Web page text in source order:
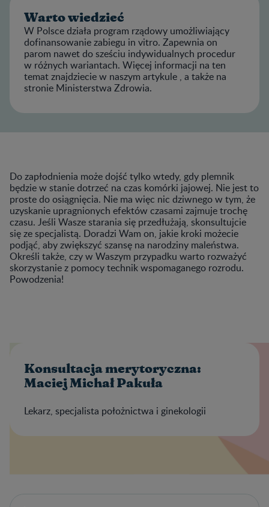
Warto wiedzieć
W Polsce działa program rządowy umożliwiający
dofinansowanie zabiegu in vitro. Zapewnia on
parom nawet do sześciu indywidualnych procedur
w różnych wariantach. Więcej informacji na ten
temat znajdziecie w naszym artykule , a także na
stronie Ministerstwa Zdrowia.
Do zapłodnienia może dojść tylko wtedy, gdy plemnik
będzie w stanie dotrzeć na czas komórki jajowej. Nie jest to
proste do osiągnięcia. Nie ma więc nic dziwnego w tym, że
uzyskanie upragnionych efektów czasami zajmuje trochę
czasu. Jeśli Wasze starania się przedłużają, skonsultujcie
się ze specjalistą. Doradzi Wam on, jakie kroki możecie
podjąć, aby zwiększyć szansę na narodziny maleństwa.
Określi także, czy w Waszym przypadku warto rozważyć
skorzystanie z pomocy technik wspomaganego rozrodu.
Powodzenia!
Konsultacja merytoryczna:
Maciej Michał Pakuła
Lekarz, specjalista położnictwa i ginekologii